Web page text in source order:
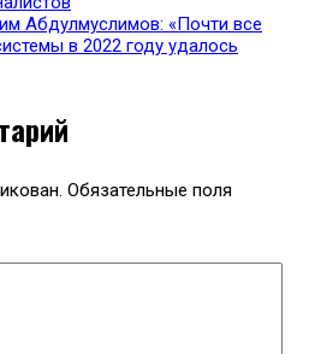
Абдулмуслимов: «Почти все
в 2022 году удалось
Обязательные поля